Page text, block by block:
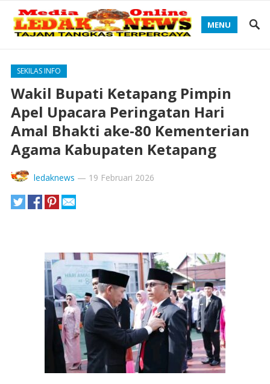
MENU
SEKILAS INFO
Wakil Bupati Ketapang Pimpin
Apel Upacara Peringatan Hari
Amal Bhakti ake-80 Kementerian
Agama Kabupaten Ketapang
ledaknews — 19 Februari 2026